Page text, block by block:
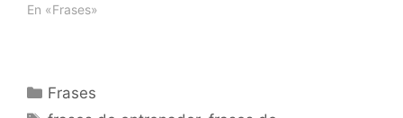
En «Frases»
Categorías
Frases